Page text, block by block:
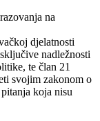
na
djelatnosti
nadležnosti
te član 21
svojim zakonom o
koja nisu